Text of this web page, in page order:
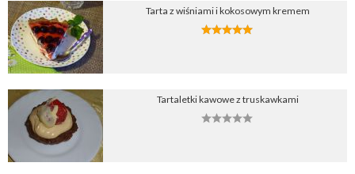
Tarta z wiśniami i kokosowym kremem
Tartaletki kawowe z truskawkami